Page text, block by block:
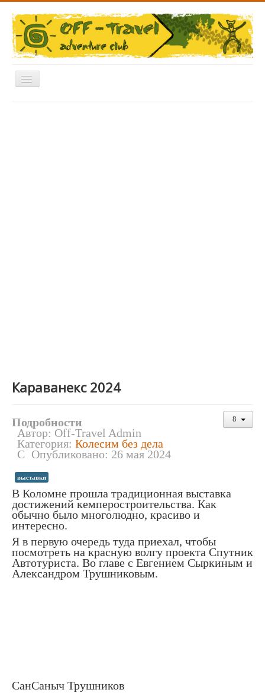
Включить/
Караванекс 2024
Подробности
Автор: Off-Travel Admin
Категория: Колесим без дела
Опубликовано: 26 мая 2024
выставки
В Коломне прошла традиционная выставка
достижений кемперостроительства. Как
обычно было многолюдно, красиво и
интересно.
Я в первую очередь туда приехал, чтобы
посмотреть на красную волгу проекта Спутник
Автотуриста. Во главе с Евгением Сыркиным и
Александром Трушниковым.
СанСаныч Трушников